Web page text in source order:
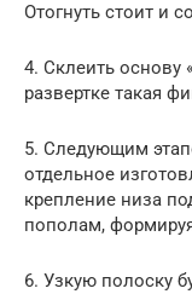
Отогнуть стоит и
4. Склеить основу
развертке такая
5. Следующим
отдельное
крепление низа
пополам,
6. Узкую полоску